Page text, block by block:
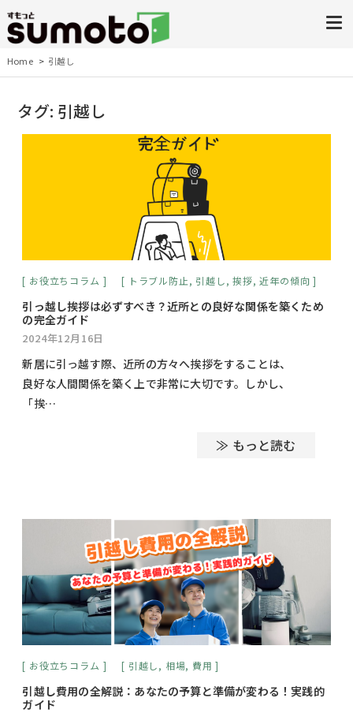
Home 引越し
タグ: 引越し
お役立ちコラム トラブル防止, 引越し,挨拶,近年の傾向
引っ越し挨拶は必ずすべき？近所との良好な関係を築くため
の完全ガイド
2024年12月16日
新居に引っ越す際、近所の方々へ挨拶をすることは、
良好な人間関係を築く上で非常に大切です。しかし、
「挨…
≫ もっと読む
お役立ちコラム 引越し, 相場, 費用
引越し費用の全解説：あなたの予算と準備が変わる！実践的
ガイド